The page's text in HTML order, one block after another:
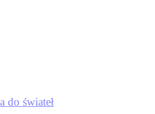
do świateł